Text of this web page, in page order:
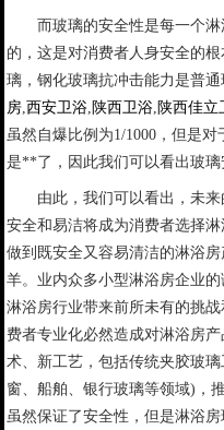
而玻璃的安全性是每一个
的，这是对消费者人身安全的
璃，钢化玻璃抗冲击能力是普通
房,西安卫浴, 陕西卫浴, 陕西佳立
虽然自爆比例为1/1000，但是
是**了，因此我们可以看出玻璃
由此，我们可以看出，未
安全和易洁将成为消费者选择
做到既安全又容易清洁的淋浴
羊。业内众多小型淋浴房企业
淋浴房行业带来前所未有的挑
费者专业化必然造成对淋浴房
术、新工艺，包括传统夹胶玻
窗、船舶、银行玻璃等领域)，
虽然保证了安全性，但是淋浴